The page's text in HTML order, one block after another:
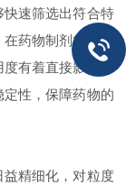
速筛选出符合特
药物制剂行业，
有着直接影响，
性，保障药物的
精细化，对粒度